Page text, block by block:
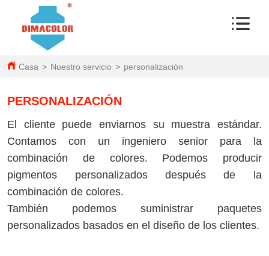
Casa > Nuestro servicio > personalización
PERSONALIZACIÓN
El cliente puede enviarnos su muestra estándar.
Contamos con un ingeniero senior para la
combinación de colores. Podemos producir
pigmentos personalizados después de la
combinación de colores.
También podemos suministrar paquetes
personalizados basados en el diseño de los clientes.